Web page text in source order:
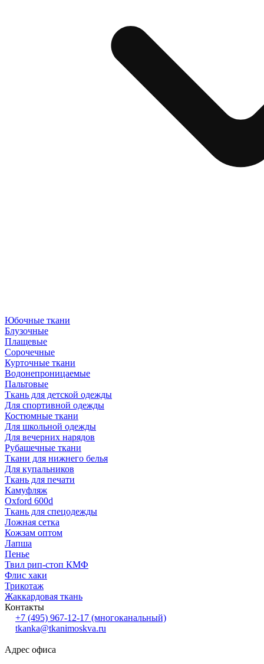
Юбочные ткани
Блузочные
Плащевые
Сорочечные
Курточные ткани
Водонепроницаемые
Пальтовые
Ткань для детской одежды
Для спортивной одежды
Костюмные ткани
Для школьной одежды
Для вечерних нарядов
Рубашечные ткани
Ткани для нижнего белья
Для купальников
Ткань для печати
Камуфляж
Oxford 600d
Ткань для спецодежды
Ложная сетка
Кожзам оптом
Лапша
Пенье
Твил рип-стоп КМФ
Флис хаки
Трикотаж
Жаккардовая ткань
Контакты
+7 (495) 967-12-17 (многоканальный)
tkanka@tkanimoskva.ru
Адрес офиса